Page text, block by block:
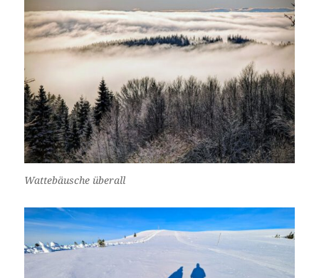
Wattebäusche überall